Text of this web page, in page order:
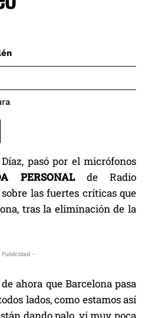
pasó por el micrófonos
PERSONALde Radio
las fuertes críticas que
tras la eliminación de la
Publicidad -
ahora que Barcelona pasa
lados, como estamos así